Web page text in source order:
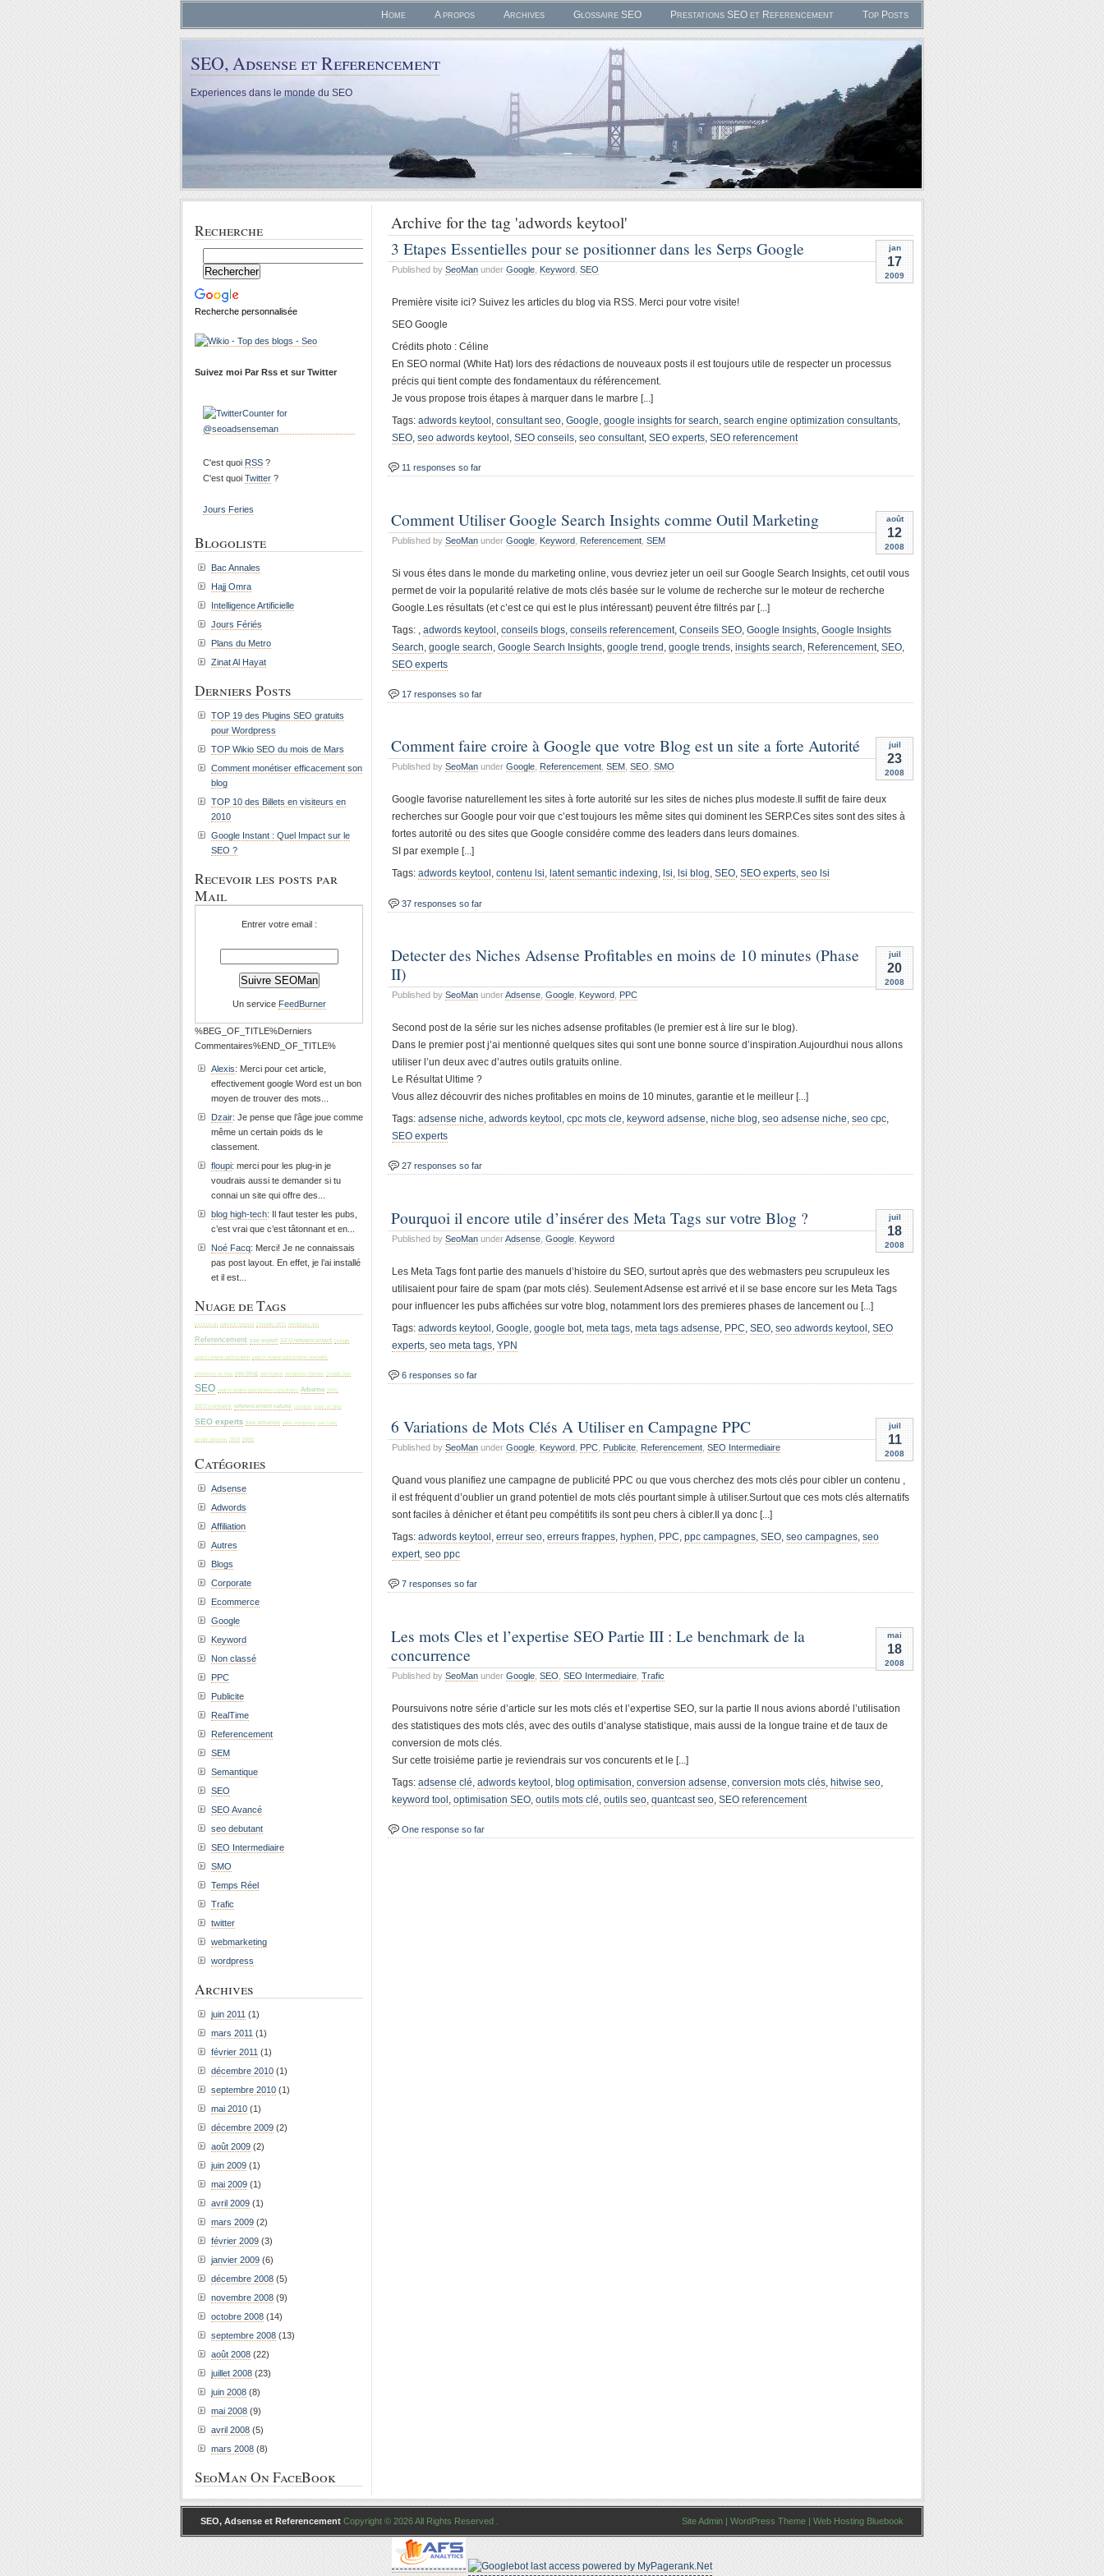
Home A propos Archives Glossaire SEO Prestations SEO et Referencement Top Posts
SEO, Adsense et Referencement
Experiences dans le monde du SEO
Archive for the tag 'adwords keytool'
jan
17
2009
3 Etapes Essentielles pour se positionner dans les Serps Google
Published by SeoMan under Google Keyword SEO
Première visite ici? Suivez les articles du blog via RSS. Merci pour votre visite!
SEO Google
Crédits photo : Céline
En SEO normal (White Hat) lors des rédactions de nouveaux posts il est toujours utile de respecter un processus
précis qui tient compte des fondamentaux du référencement.
Je vous propose trois étapes à marquer dans le marbre [...]
Tags: adwords keytool , consultant seo, Google, google insights for search, search engine optimization consultants,
SEO, seo adwords keytool , SEO conseils, seo consultant, SEO experts, SEO referencement
11 responses so far
août
12
2008
Comment Utiliser Google Search Insights comme Outil Marketing
Published by SeoMan under Google Keyword Referencement SEM
Si vous étes dans le monde du marketing online, vous devriez jeter un oeil sur Google Search Insights, cet outil vous
permet de voir la popularité relative de mots clés basée sur le volume de recherche sur le moteur de recherche
Google.Les résultats (et c’est ce qui est le plus intéressant) peuvent étre filtrés par [...]
Tags: , adwords keytool, conseils blogs, conseils referencement, Conseils SEO, Google Insights, Google Insights
Search, google search, Google Search Insights, google trend, google trends, insights search, Referencement, SEO,
SEO experts
17 responses so far
juil
23
2008
Comment faire croire à Google que votre Blog est un site a forte Autorité
Published by SeoMan under Google, Referencement, SEM, SEO, SMO
Google favorise naturellement les sites à forte autorité sur les sites de niches plus modeste.Il suffit de faire deux
recherches sur Google pour voir que c’est toujours les même sites qui dominent les SERP.Ces sites sont des sites à
fortes autorité ou des sites que Google considére comme des leaders dans leurs domaines.
SI par exemple [...]
Tags: adwords keytool , contenu lsi, latent semantic indexing, lsi, lsi blog, SEO, SEO experts, seo lsi
37 responses so far
juil
20
2008
Detecter des Niches Adsense Profitables en moins de 10 minutes (Phase
II)
Published by SeoMan underAdsense Google Keyword PPC
Second post de la série sur les niches adsense profitables (le premier est à lire sur le blog).
Dans le premier post j’ai mentionné quelques sites qui sont une bonne source d’inspiration.Aujourdhui nous allons
utiliser l’un deux avec d’autres outils gratuits online.
Le Résultat Ultime ?
Vous allez découvrir des niches profitables en moins de 10 minutes, garantie et le meilleur [...]
Tags: adsense niche, adwords keytool , cpc mots cle, keyword adsense, niche blog, seo adsense niche, seo cpc,
SEO experts
27 responses so far
juil
18
2008
Pourquoi il encore utile d’insérer des Meta Tags sur votre Blog ?
Published by SeoMan underAdsense Google Keyword
Les Meta Tags font partie des manuels d’histoire du SEO, surtout après que des webmasters peu scrupuleux les
utilisaient pour faire de spam (par mots clés). Seulement Adsense est arrivé et il se base encore sur les Meta Tags
pour influencer les pubs affichées sur votre blog, notamment lors des premieres phases de lancement ou [...]
Tags: adwords keytool Google google bot, meta tags meta tags adsense PPC SEO seo adwords keytool SEO
experts seo meta tags YPN
6 responses so far
juil
11
2008
6 Variations de Mots Clés A Utiliser en Campagne PPC
Published by SeoMan under Google Keyword PPC Publicite Referencement SEO Intermediaire
Quand vous planifiez une campagne de publicité PPC ou que vous cherchez des mots clés pour cibler un contenu ,
il est fréquent d’oublier un grand potentiel de mots clés pourtant simple à utiliser.Surtout que ces mots clés alternatifs
sont faciles à dénicher et étant peu compétitifs ils sont peu chers à cibler.Il ya donc [...]
Tags: adwords keytool , erreur seo, erreurs frappes, hyphen, PPC, ppc campagnes, SEO, seo campagnes, seo
expert, seo ppc
7 responses so far
mai
18
2008
Les mots Cles et l’expertise SEO Partie III : Le benchmark de la
concurrence
Published by SeoMan under Google SEO SEO Intermediaire Trafic
Poursuivons notre série d’article sur les mots clés et l’expertise SEO, sur la partie II nous avions abordé l’utilisation
des statistiques des mots clés, avec des outils d’analyse statistique, mais aussi de la longue traine et de taux de
conversion de mots clés.
Sur cette troisiéme partie je reviendrais sur vos concurents et le [...]
Tags: adsense clé, adwords keytool , blog optimisation, conversion adsense, conversion mots clés, hitwise seo,
keyword tool , optimisation SEO, outils mots clé, outils seo, quantcast seo, SEO referencement
One response so far
Recherche
Recherche personnalisée
Suivez moi Par Rss et sur Twitter
C'est quoi RSS ?
C'est quoi Twitter ?
Jours Feries
Blogoliste
Bac Annales
Hajj Omra
Intelligence Artificielle
Jours Fériés
Plans du Metro
Zinat Al Hayat
Derniers Posts
TOP 19 des Plugins SEO gratuits
pour Wordpress
TOP Wikio SEO du mois de Mars
Comment monétiser efficacement son
blog
TOP 10 des Billets en visiteurs en
2010
Google Instant : Quel Impact sur le
SEO ?
Recevoir les posts par
Mail
Entrer votre email :
Un service FeedBurner
%BEG_OF_TITLE%Derniers
Commentaires%END_OF_TITLE%
Alexis: Merci pour cet article,
effectivement google Word est un bon
moyen de trouver des mots...
Dzair: Je pense que l’âge joue comme
même un certain poids ds le
classement.
floupi: merci pour les plug-in je
voudrais aussi te demander si tu
connai un site qui offre des...
blog high-tech: Il faut tester les pubs,
c’est vrai que c’est tâtonnant et en...
Noé Facq: Merci! Je ne connaissais
pas post layout. En effet, je l’ai installé
et il est...
Nuage de Tags
technocrati adwords keytool Conseils SEO wordpress seo
Referencement seo expert SEO referencement Google
search engine optimization search engine optimization specialist
referencer un blog seo blog seo france wordpress themes Google Seo
SEO search engine optimization consultants Adsense SMO
SEO conseils referencement naturel tomateo creer un blog
SEO experts seo adsense wikio wordpress seo tools
google adsense SEM serp
Catégories
Adsense
Adwords
Affiliation
Autres
Blogs
Corporate
Ecommerce
Google
Keyword
Non classé
PPC
Publicite
RealTime
Referencement
SEM
Semantique
SEO
SEO Avancé
seo debutant
SEO Intermediaire
SMO
Temps Réel
Trafic
twitter
webmarketing
wordpress
Archives
juin 2011 (1)
mars 2011 (1)
février 2011 (1)
décembre 2010 (1)
septembre 2010 (1)
mai 2010 (1)
décembre 2009 (2)
août 2009 (2)
juin 2009 (1)
mai 2009 (1)
avril 2009 (1)
mars 2009 (2)
février 2009 (3)
janvier 2009 (6)
décembre 2008 (5)
novembre 2008 (9)
octobre 2008 (14)
septembre 2008 (13)
août 2008 (22)
juillet 2008 (23)
juin 2008 (8)
mai 2008 (9)
avril 2008 (5)
mars 2008 (8)
SeoMan On FaceBook
Site Admin | WordPress Theme | Web Hosting Bluebook
SEO, Adsense et Referencement Copyright © 2026 All Rights Reserved .